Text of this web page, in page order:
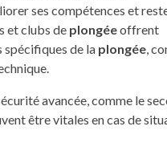
ses compétences et
et clubs de plongéeoffrent
de la plongée ,
avancée, comme le
être vitales en cas de